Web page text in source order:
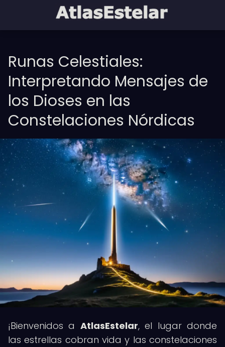
Runas Celestiales:
Interpretando Mensajes de
los Dioses en las
Constelaciones Nórdicas
¡Bienvenidos a AtlasEstelar, el lugar donde
las estrellas cobran vida y las constelaciones